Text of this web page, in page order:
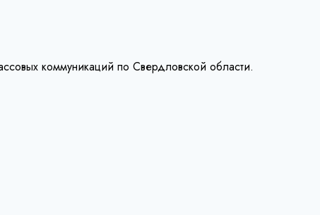
коммуникаций по Свердловской области.